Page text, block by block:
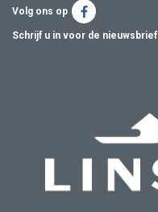
Volg ons op
Schrijf u in voor de nieuwsbrief